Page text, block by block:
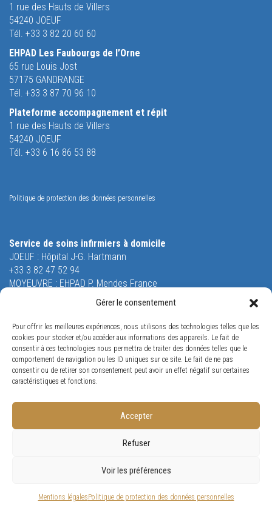
Gérer le consentement
Pour offrir les meilleures expériences, nous utilisons des technologies telles que les
cookies pour stocker et/ou accéder aux informations des appareils. Le fait de
consentir à ces technologies nous permettra de traiter des données telles que le
comportement de navigation ou les ID uniques sur ce site. Le fait de ne pas
consentir ou de retirer son consentement peut avoir un effet négatif sur certaines
caractéristiques et fonctions.
Accepter
Refuser
Voir les préférences
Mentions légalesPolitique de protection des données personnelles
1 rue des Hauts de Villers
54240 JOEUF
Tél. +33 3 82 20 60 60
EHPAD Les Faubourgs de l’Orne
65 rue Louis Jost
57175 GANDRANGE
Tél. +33 3 87 70 96 10
Plateforme accompagnement et répit
1 rue des Hauts de Villers
54240 JOEUF
Tél. +33 6 16 86 53 88
Politique de protection des données personnelles
Service de soins infirmiers à domicile
JOEUF : Hôpital J-G. Hartmann
+33 3 82 47 52 94
MOYEUVRE : EHPAD P. Mendes France
26 rue Saint-Robert
54240 JOEUF
Tél. +33 3 82 47 53 53
Orne Restauration
65 rue Louis Jost
57175 GANDRANGE